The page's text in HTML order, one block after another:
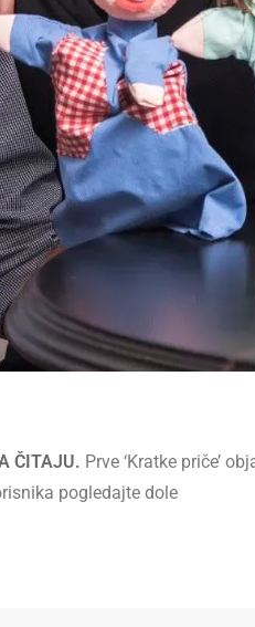
ČITAJU. Prve ‘Kratke priče’
pogledajte dole